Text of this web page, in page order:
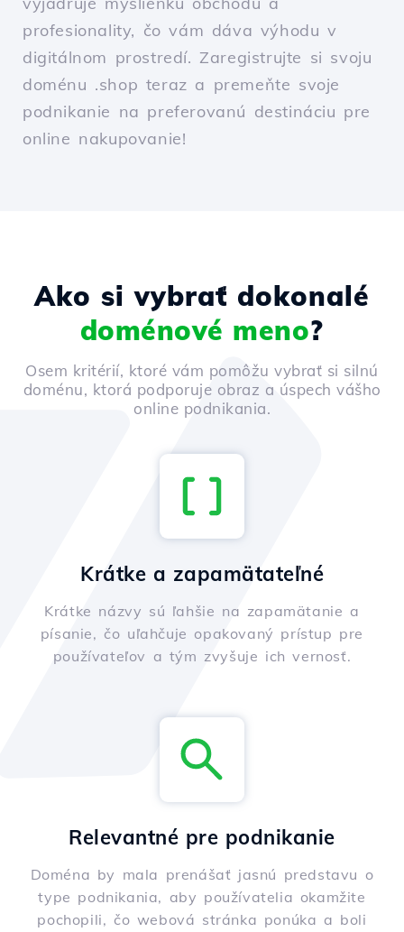
profesionality, čo vám dáva výhodu v
digitálnom prostredí. Zaregistrujte si svoju
doménu .shop teraz a premeňte svoje
podnikanie na preferovanú destináciu pre
online nakupovanie!
Ako si vybrať dokonalé
doménové meno?
Osem kritérií, ktoré vám pomôžu vybrať si silnú
doménu, ktorá podporuje obraz a úspech vášho
online podnikania.
Krátke a zapamätateľné
Krátke názvy sú ľahšie na zapamätanie a
písanie, čo uľahčuje opakovaný prístup pre
používateľov a tým zvyšuje ich vernosť.
Relevantné pre podnikanie
Doména by mala prenášať jasnú predstavu o
type podnikania, aby používatelia okamžite
pochopili, čo webová stránka ponúka a boli